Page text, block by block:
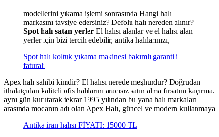
modellerini yıkama işlemi sonrasında Hangi halı
markasını tavsiye edersiniz? Defolu halı nereden alınır?
Spot halı satan yerler El halısı alanlar ve el halısı alan
yerler için bizi tercih edebilir, antika halılarınızı,
Spot halı koltuk yıkama makinesi bakımlı garantili
faturalı
Apex halı sahibi kimdir? El halısı nerede meşhurdur? Doğrudan
ithalatçıdan kaliteli ofis halılarını aracısız satın alma fırsatını kaçırma.
aynı gün kurutarak tekrar 1995 yılından bu yana halı markaları
arasında modanın adı olan Apex Halı, güncel ve modern kullanmaya
Antika iran halısı FİYATI: 15000 TL